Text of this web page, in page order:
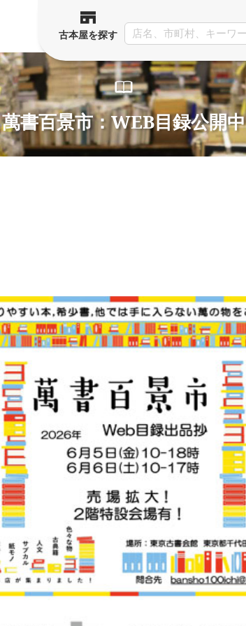
古本屋を探す
萬書百景市：WEB目録公開中